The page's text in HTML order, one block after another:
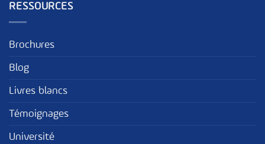
RESSOURCES
Brochures
Blog
Livres blancs
Témoignages
Université